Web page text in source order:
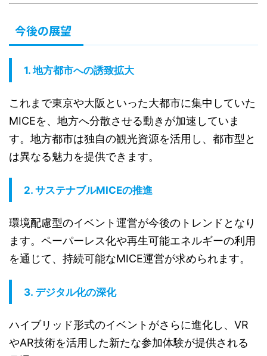
今後の展望
1. 地方都市への誘致拡大
これまで東京や大阪といった大都市に集中していた
MICEを、地方へ分散させる動きが加速していま
す。地方都市は独自の観光資源を活用し、都市型と
は異なる魅力を提供できます。
2. サステナブルMICEの推進
環境配慮型のイベント運営が今後のトレンドとなり
ます。ペーパーレス化や再生可能エネルギーの利用
を通じて、持続可能なMICE運営が求められます。
3. デジタル化の深化
ハイブリッド形式のイベントがさらに進化し、VR
やAR技術を活用した新たな参加体験が提供される